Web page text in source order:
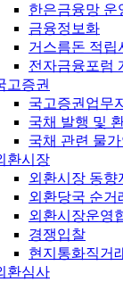
한은금융망 운
금융정보화
거스름돈 적립
전자금융포럼
고증권
국고증권업무
국채 발행 및
국채 관련 물
환시장
외환시장 동향
외환당국 순거
외환시장운영
경쟁입찰
현지통화직거
환심사